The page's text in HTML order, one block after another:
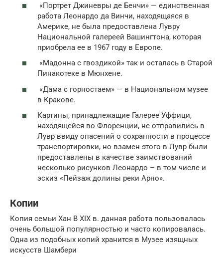
«Портрет Джиневры де Бенчи» — единственная
работа Леонардо да Винчи, находящаяся в
Америке, не была предоставлена Лувру
Национальной галереей Вашингтона, которая
приобрела ее в 1967 году в Европе.
«Мадонна с гвоздикой» так и осталась в Старой
Пинакотеке в Мюнхене.
«Дама с горностаем» — в Национальном музее
в Кракове.
Картины, принадлежащие Галерее Уффици,
находящейся во Флоренции, не отправились в
Лувр ввиду опасений о сохранности в процессе
транспортировки, но взамен этого в Лувр были
предоставлены в качестве заимствований
несколько рисунков Леонардо – в том числе и
эскиз «Пейзаж долины реки Арно».
Копии
Копия семьи Хан В XIX в. данная работа пользовалась
очень большой популярностью и часто копировалась.
Одна из подобных копий хранится в Музее изящных
искусств Шамбери